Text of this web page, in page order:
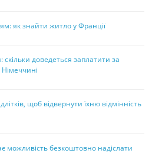
як знайти житло у Франції
скільки доведеться заплатити за
щоб відвернути їхню відмінність
можливість безкоштовно надіслати